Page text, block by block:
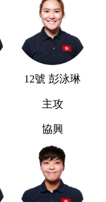
12號 彭泳琳
主攻
協興